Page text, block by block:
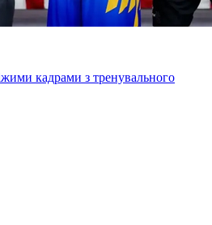
кадрами з тренувального